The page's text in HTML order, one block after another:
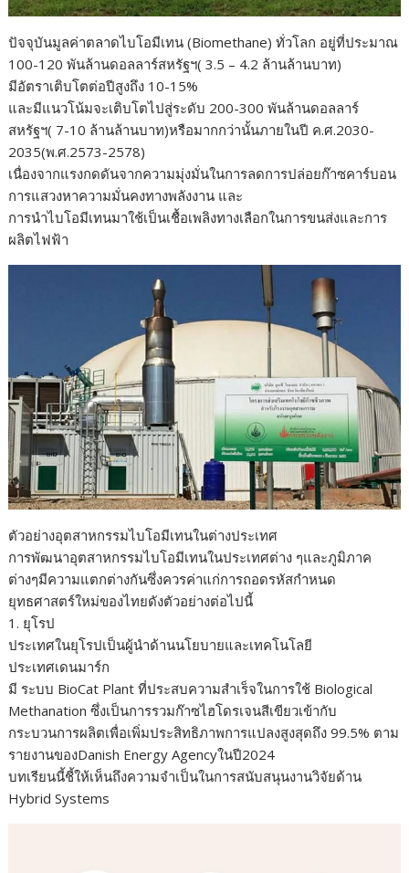
ปัจจุบันมูลค่าตลาดไบโอมีเทน (Biomethane) ทั่วโลก อยู่ที่ประมาณ
100-120 พันล้านดอลลาร์สหรัฐฯ( 3.5 – 4.2 ล้านล้านบาท)
มีอัตราเติบโตต่อปีสูงถึง 10-15%
และมีแนวโน้มจะเติบโตไปสู่ระดับ 200-300 พันล้านดอลลาร์
สหรัฐฯ( 7-10 ล้านล้านบาท)หรือมากกว่านั้นภายในปี ค.ศ.2030-
2035(พ.ศ.2573-2578)
เนื่องจากแรงกดดันจากความมุ่งมั่นในการลดการปล่อยก๊าซคาร์บอน
การแสวงหาความมั่นคงทางพลังงาน และ
การนำไบโอมีเทนมาใช้เป็นเชื้อเพลิงทางเลือกในการขนส่งและการ
ผลิตไฟฟ้า
ตัวอย่างอุตสาหกรรมไบโอมีเทนในต่างประเทศ
การพัฒนาอุตสาหกรรมไบโอมีเทนในประเทศต่าง ๆและภูมิภาค
ต่างๆมีความแตกต่างกันซึ่งควรค่าแก่การถอดรหัสกำหนด
ยุทธศาสตร์ใหม่ของไทยดังตัวอย่างต่อไปนี้
1. ยุโรป
ประเทศในยุโรปเป็นผู้นำด้านนโยบายและเทคโนโลยี
ประเทศเดนมาร์ก
มี ระบบ BioCat Plant ที่ประสบความสำเร็จในการใช้ Biological
Methanation ซึ่งเป็นการรวมก๊าซไฮโดรเจนสีเขียวเข้ากับ
กระบวนการผลิตเพื่อเพิ่มประสิทธิภาพการแปลงสูงสุดถึง 99.5% ตาม
รายงานของDanish Energy Agencyในปี2024
บทเรียนนี้ชี้ให้เห็นถึงความจำเป็นในการสนับสนุนงานวิจัยด้าน
Hybrid Systems